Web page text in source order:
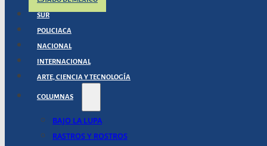
SUR
POLICIACA
NACIONAL
INTERNACIONAL
ARTE, CIENCIA Y TECNOLOGÍA
COLUMNAS
BAJO LA LUPA
RASTROS Y ROSTROS